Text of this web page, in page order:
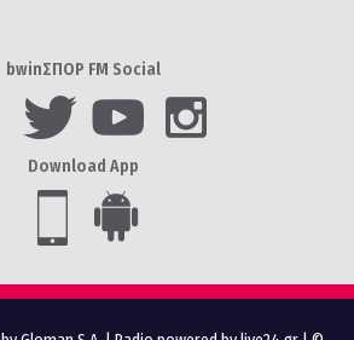
bwinΣΠΟΡ FM Social
Download App